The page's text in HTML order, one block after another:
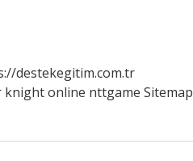
destekegitim.com.tr
knight online nttgame Sitemap